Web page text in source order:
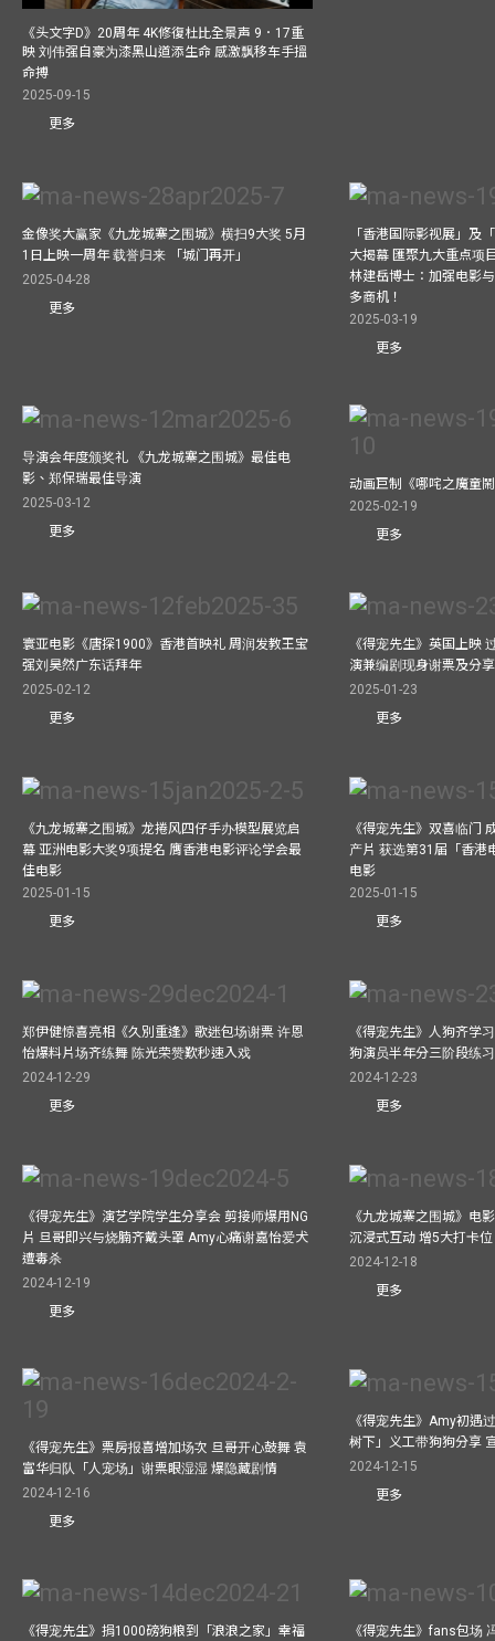
《头文字D》20周年 4K修復杜比全景声 9．17重
映 刘伟强自豪为漆黑山道添生命 感激飘移车手搵
命搏
2025-09-15
更多
金像奖大赢家《九龙城寨之围城》横扫9大奖 5月
1日上映一周年 载誉归来 「城门再开」
2025-04-28
更多
「香港国际影视展」及
大揭幕 匯聚九大重点项
林建岳博士：加强电影
多商机！
2025-03-19
更多
导演会年度颁奖礼 《九龙城寨之围城》最佳电
影、郑保瑞最佳导演
2025-03-12
更多
动画巨制《哪咤之魔童
2025-02-19
更多
寰亚电影《唐探1900》香港首映礼 周润发教王宝
强刘昊然广东话拜年
2025-02-12
更多
《得宠先生》英国上映
演兼编剧现身谢票及分
2025-01-23
更多
《九龙城寨之围城》龙捲风四仔手办模型展览启
幕 亚洲电影大奖9项提名 膺香港电影评论学会最
佳电影
2025-01-15
更多
《得宠先生》双喜临门
产片 获选第31届「香港
电影
2025-01-15
更多
郑伊健惊喜亮相《久別重逢》歌迷包场谢票 许恩
怡爆料片场齐练舞 陈光荣赞歎秒速入戏
2024-12-29
更多
《得宠先生》人狗齐学
狗演员半年分三阶段练
2024-12-23
更多
《得宠先生》演艺学院学生分享会 剪接师爆用NG
片 旦哥即兴与烧腩齐戴头罩 Amy心痛谢嘉怡爱犬
遭毒杀
2024-12-19
更多
《九龙城寨之围城》电
沉浸式互动 增5大打卡
2024-12-18
更多
《得宠先生》票房报喜增加场次 旦哥开心鼓舞 袁
富华归队「人宠场」谢票眼湿湿 爆隐藏剧情
2024-12-16
更多
《得宠先生》Amy初遇
树下」义工带狗狗分享
2024-12-15
更多
《得宠先生》捐1000磅狗粮到「浪浪之家」幸福
《得宠先生》fans包场